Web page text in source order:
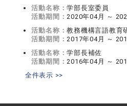
活動名称：学部長室委員
活動期間：2020年04月 ～
活動名称：教務機構言語教育
活動期間：2017年04月 ～
活動名称：学部長補佐
活動期間：2016年04月 ～
全件表示 >>